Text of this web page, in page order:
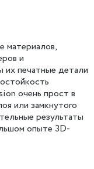
материалов,
и
их печатные детали
очень прост в
или замкнутого
результаты
опыте 3D-